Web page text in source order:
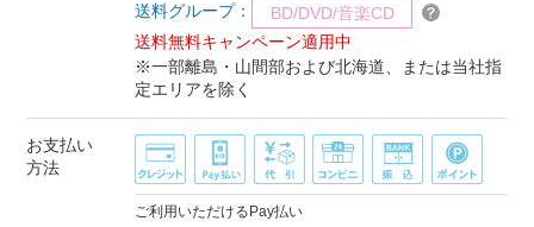
送料グループ：
BD/DVD/音楽CD
送料無料キャンペーン適用中
※一部離島・山間部および北海道、または当社指
定エリアを除く
お支払い
方法
ご利用いただけるPay払い